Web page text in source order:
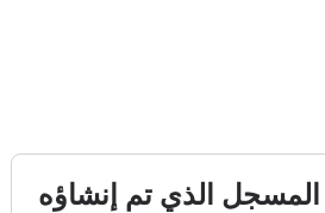
المسجل الذي تم إنشاؤه